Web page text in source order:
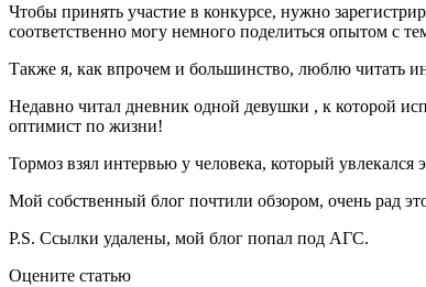
Чтобы принять участие в конкурсе, нужно
соответственно могу немного поделиться опытом с
Также я, как впрочем и большинство, люблю читать
Недавно читал дневник одной девушки , к которой
оптимист по жизни!
Тормоз взял интервью у человека, который
Мой собственный блог почтили обзором, очень рад
P.S. Ссылки удалены, мой блог попал под АГС.
Оцените статью